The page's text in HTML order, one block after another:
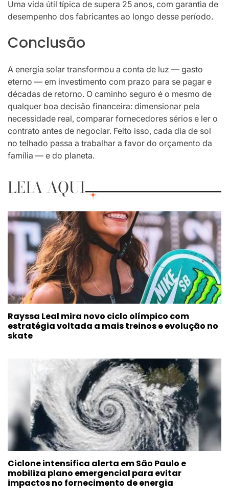
Uma vida útil típica de supera 25 anos, com garantia de
desempenho dos fabricantes ao longo desse período.
Conclusão
A energia solar transformou a conta de luz — gasto
eterno — em investimento com prazo para se pagar e
décadas de retorno. O caminho seguro é o mesmo de
qualquer boa decisão financeira: dimensionar pela
necessidade real, comparar fornecedores sérios e ler o
contrato antes de negociar. Feito isso, cada dia de sol
no telhado passa a trabalhar a favor do orçamento da
família — e do planeta.
LEIA AQUI
Rayssa Leal mira novo ciclo olímpico com
estratégia voltada a mais treinos e evolução no
skate
Ciclone intensifica alerta em São Paulo e
mobiliza plano emergencial para evitar
impactos no fornecimento de energia